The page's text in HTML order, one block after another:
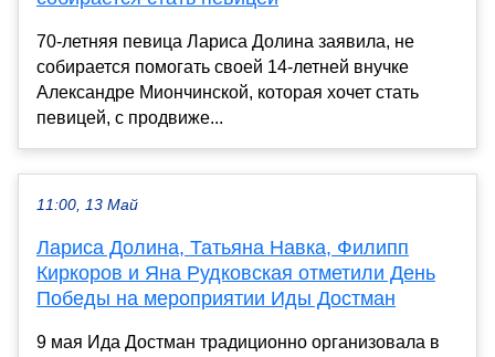
70-летняя певица Лариса Долина заявила, не
собирается помогать своей 14-летней внучке
Александре Миончинской, которая хочет стать
певицей, с продвиже...
11:00, 13 Май
Лариса Долина, Татьяна Навка, Филипп
Киркоров и Яна Рудковская отметили День
Победы на мероприятии Иды Достман
9 мая Ида Достман традиционно организовала в